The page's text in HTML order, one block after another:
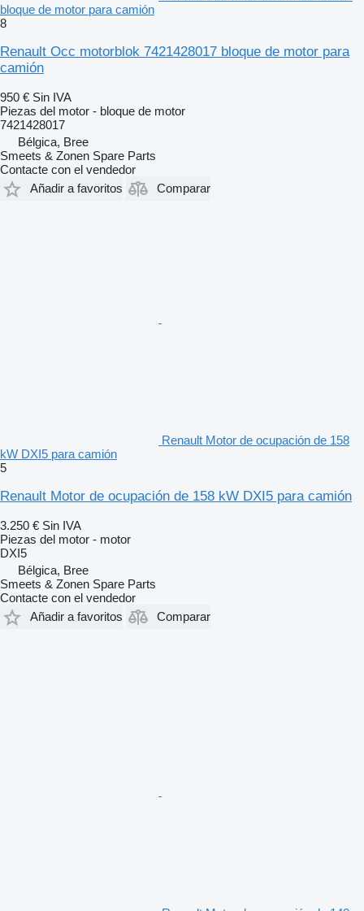
bloque de motor para camión
8
Renault Occ motorblok 7421428017 bloque de motor para
camión
950 € Sin IVA
Piezas del motor - bloque de motor
7421428017
Bélgica, Bree
Smeets & Zonen Spare Parts
Contacte con el vendedor
Añadir a favoritos
Comparar
Renault Motor de ocupación de 158
kW DXI5 para camión
5
Renault Motor de ocupación de 158 kW DXI5 para camión
3.250 € Sin IVA
Piezas del motor - motor
DXI5
Bélgica, Bree
Smeets & Zonen Spare Parts
Contacte con el vendedor
Añadir a favoritos
Comparar